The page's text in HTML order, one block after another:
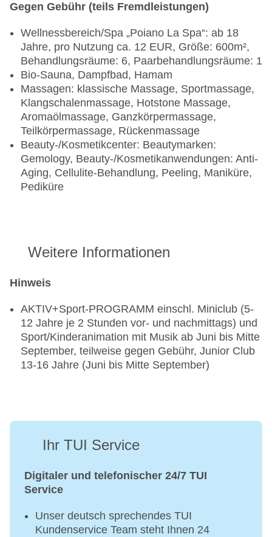
Gegen Gebühr (teils Fremdleistungen)
Wellnessbereich/Spa „Poiano La Spa“: ab 18
Jahre, pro Nutzung ca. 12 EUR, Größe: 600m²,
Behandlungsräume: 6, Paarbehandlungsräume: 1
Bio-Sauna, Dampfbad, Hamam
Massagen: klassische Massage, Sportmassage,
Klangschalenmassage, Hotstone Massage,
Aromaölmassage, Ganzkörpermassage,
Teilkörpermassage, Rückenmassage
Beauty-/Kosmetikcenter: Beautymarken:
Gemology, Beauty-/Kosmetikanwendungen: Anti-
Aging, Cellulite-Behandlung, Peeling, Maniküre,
Pediküre
Weitere Informationen
Hinweis
AKTIV+Sport-PROGRAMM einschl. Miniclub (5-
12 Jahre je 2 Stunden vor- und nachmittags) und
Sport/Kinderanimation mit Musik ab Juni bis Mitte
September, teilweise gegen Gebühr, Junior Club
13-16 Jahre (Juni bis Mitte September)
Ihr TUI Service
Digitaler und telefonischer 24/7 TUI
Service
Unser deutsch sprechendes TUI
Kundenservice Team steht Ihnen 24